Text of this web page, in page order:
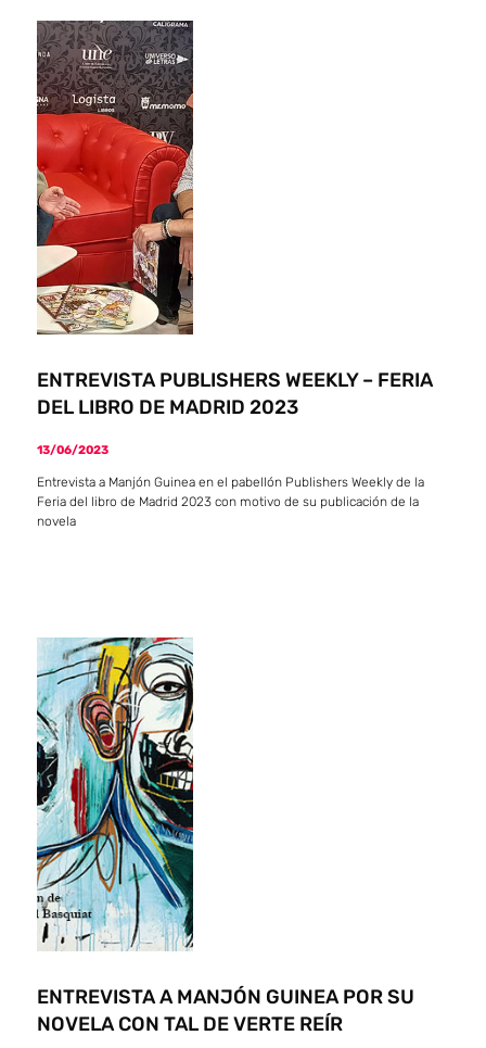
ENTREVISTA PUBLISHERS WEEKLY – FERIA
DEL LIBRO DE MADRID 2023
13/06/2023
Entrevista a Manjón Guinea en el pabellón Publishers Weekly de la
Feria del libro de Madrid 2023 con motivo de su publicación de la
novela
ENTREVISTA A MANJÓN GUINEA POR SU
NOVELA CON TAL DE VERTE REÍR